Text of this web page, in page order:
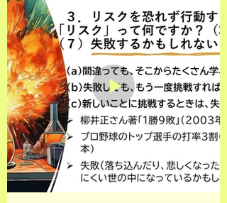
東海地域の高校生などを対象と
して、「東海地域の魅力をリ・
デザイン（再構築）で探究す
る！」と題して、「モビリテ
ィ・スタートアップ・観光・ま
ちづくり・地域産業など」につ
いて学び、郷土の魅力を知ると
ともに、大学生・社会人など
「産学官金メディア連携（東海
共創プラットフォーム）」（横
連携）との「多世代交流」（縦
連携）を通じたキャリア教育連
携（縦横連携）に取り組むこと
で、将来、東海地域を担う「社
会地域課題解決型人材」へ育成
することを目的とします。